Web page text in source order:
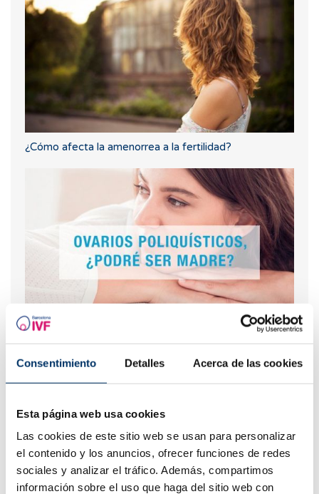
Consentimiento Detalles Acerca de las cookies
Esta página web usa cookies
Las cookies de este sitio web se usan para personalizar
el contenido y los anuncios, ofrecer funciones de redes
sociales y analizar el tráfico. Además, compartimos
información sobre el uso que haga del sitio web con
¿Cómo afecta la amenorrea a la fertilidad?
Ovarios poliquísticos: Síntomas y tratamiento
Los más leídos